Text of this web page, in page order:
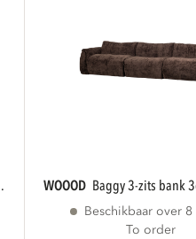
WOOOD baggy 3-zits bank
Beschikbaar over 8
To order